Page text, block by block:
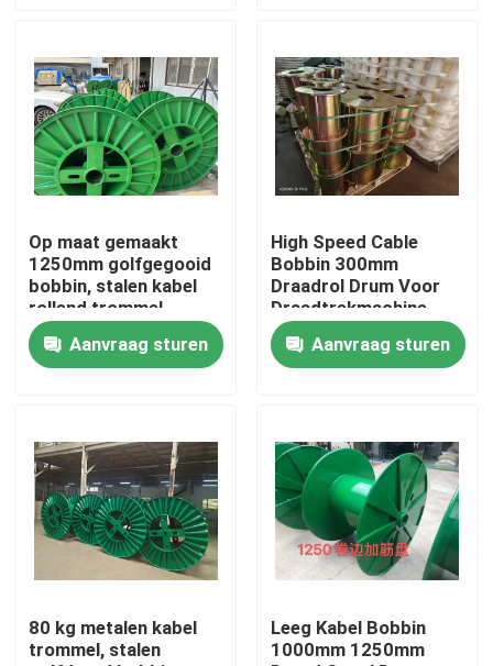
Producten
Video's
Over ons
Fabriekstocht
Neem contact met ons op
Vraag een offerte
Cable Extruder Machine
Draadtrekkers
Op maat gemaakt
1250mm golfgegooid
bobbin, stalen kabel
rollend trommel
Aanvraag sturen
High Speed Cable
Bobbin 300mm
Draadrol Drum Voor
Draadtrekmachine
Aanvraag sturen
80 kg metalen kabel
trommel, stalen
Leeg Kabel Bobbin
1000mm 1250mm